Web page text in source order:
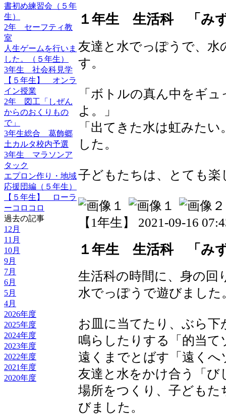
書初め練習会（５年
生）
2年 セーフティ教
室
人生ゲームを行いま
した。（５年生）
3年生 社会科見学
【５年生】 オンラ
イン授業
2年 図工「しぜん
からのおくりもの
で」
3年生総合 葛飾郷
土カルタ校内予選
3年生 マラソンア
タック
エプロン作り・地域
応援団編（５年生）
【５年生】 ローラ
ーコロコロ
過去の記事
12月
11月
10月
9月
7月
6月
5月
4月
2026年度
2025年度
2024年度
2023年度
2022年度
2021年度
2020年度
１年生 生活科 「み
友達と水でっぽうで、
す。
「ボトルの真ん中をギ
よ。」
「出てきた水は虹みた
した。
子どもたちは、とても楽
【1年生】 2021-09-16
１年生 生活科 「み
生活科の時間に、身の回
水でっぽうで遊びました
お皿に当てたり、ぶら下
鳴らしたりする「的当て
遠くまでとばす「遠くへ
友達と水をかけ合う「
場所をつくり、子ども
びました。